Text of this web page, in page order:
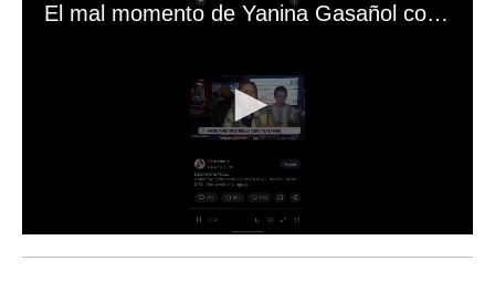
El mal momento de Yanina Gasañol con un hincha argentino en "Subrayado"
s